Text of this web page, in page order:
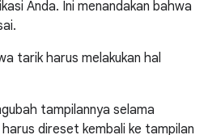
Anda. Ini menandakan bahwa
tarik harus melakukan hal
tampilannya selama
direset kembali ke tampilan